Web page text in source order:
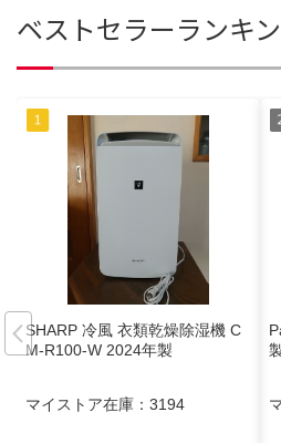
ベストセラーランキ
SHARP 冷風 衣類乾燥除湿機 C
M-R100-W 2024年製
マイストア在庫： 3194